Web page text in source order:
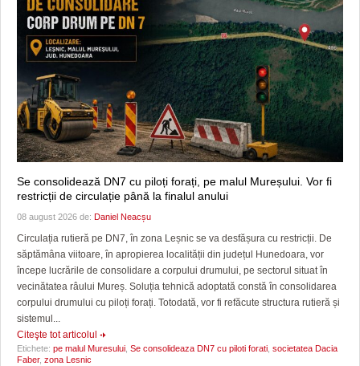
Se consolidează DN7 cu piloți forați, pe malul Mureșului. Vor fi
restricții de circulație până la finalul anului
08 august 2026 de: Daniel Neacșu
Circulația rutieră pe DN7, în zona Leșnic se va desfășura cu restricții. De
săptămâna viitoare, în apropierea localității din județul Hunedoara, vor
începe lucrările de consolidare a corpului drumului, pe sectorul situat în
vecinătatea râului Mureș. Soluția tehnică adoptată constă în consolidarea
corpului drumului cu piloți forați. Totodată, vor fi refăcute structura rutieră și
sistemul...
Citeşte tot articolul
Etichete: pe malul Muresului Se consolideaza DN7 cu piloti forati societatea Dacia
Faber, zona Lesnic